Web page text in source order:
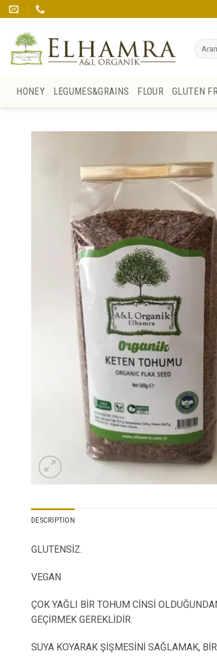
Skip
to
content
Search
for:
HONEY LEGUMES&GRAINS FLOUR GLUTEN
DESCRIPTION
GLUTENSİZ.
VEGAN
ÇOK YAĞLI BİR TOHUM CİNSİ
GEÇİRMEK GEREKLİDİR.
SUYA KOYARAK ŞİŞMESİNİ SAĞLAMAK,